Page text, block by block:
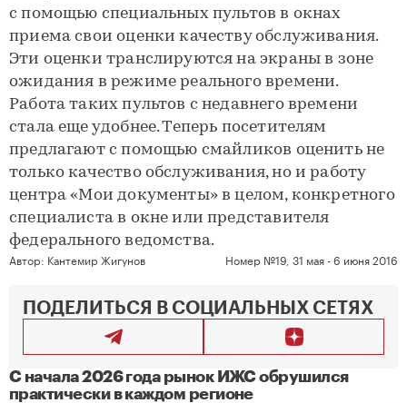
с помощью специальных пультов в окнах
приема свои оценки качеству обслуживания.
Эти оценки транслируются на экраны в зоне
ожидания в режиме реального времени.
Работа таких пультов с недавнего времени
стала еще удобнее. Теперь посетителям
предлагают с помощью смайликов оценить не
только качество обслуживания, но и работу
центра «Мои документы» в целом, конкретного
специалиста в окне или представителя
федерального ведомства.
Автор: Кантемир Жигунов Номер №19, 31 мая - 6 июня 2016
ПОДЕЛИТЬСЯ В СОЦИАЛЬНЫХ СЕТЯХ
С начала 2026 года рынок ИЖС обрушился
практически в каждом регионе